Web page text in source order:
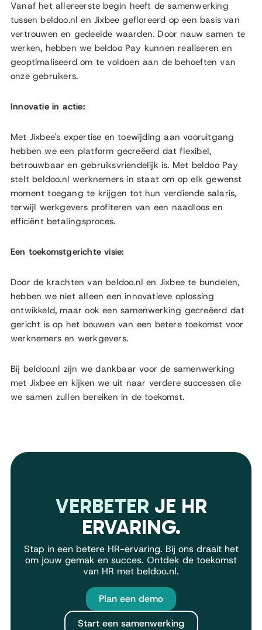
Vanaf het allereerste begin heeft de samenwerking
tussen beldoo.nl en Jixbee gefloreerd op een basis van
vertrouwen en gedeelde waarden. Door nauw samen te
werken, hebben we beldoo Pay kunnen realiseren en
geoptimaliseerd om te voldoen aan de behoeften van
onze gebruikers.
Innovatie in actie:
Met Jixbee's expertise en toewijding aan vooruitgang
hebben we een platform gecreëerd dat flexibel,
betrouwbaar en gebruiksvriendelijk is. Met beldoo Pay
stelt beldoo.nl werknemers in staat om op elk gewenst
moment toegang te krijgen tot hun verdiende salaris,
terwijl werkgevers profiteren van een naadloos en
efficiënt betalingsproces.
Een toekomstgerichte visie:
Door de krachten van beldoo.nl en Jixbee te bundelen,
hebben we niet alleen een innovatieve oplossing
ontwikkeld, maar ook een samenwerking gecreëerd dat
gericht is op het bouwen van een betere toekomst voor
werknemers en werkgevers.
Bij beldoo.nl zijn we dankbaar voor de samenwerking
met Jixbee en kijken we uit naar verdere successen die
we samen zullen bereiken in de toekomst.
VERBETER JE HR
ERVARING.
Stap in een betere HR-ervaring. Bij ons draait het
om jouw gemak en succes. Ontdek de toekomst
van HR met beldoo.nl.
Plan een demo
Start een samenwerking